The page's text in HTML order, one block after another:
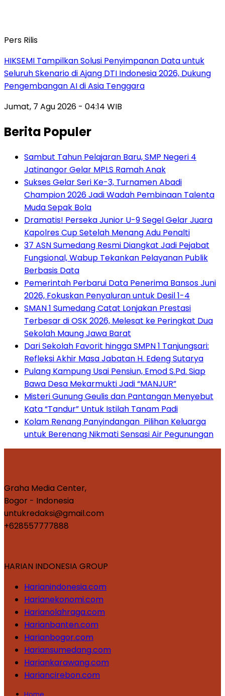
Pers Rilis
HIKSEMI Tampilkan Solusi Penyimpanan Data untuk
Seluruh Skenario di Ajang DTI Indonesia 2026, Dukung
Pengembangan AI di Asia Tenggara
Jumat, 7 Agu 2026 - 04:14 WIB
Berita Populer
Sambut Tahun Pelajaran Baru, SMP Negeri 4
Jatinangor Gelar MPLS Ramah Anak
Sukses Gelar Seri Ke-3, Turnamen Abadi
Champion 2026 Jadi Wadah Pembinaan Talenta
Muda Sepak Bola
Dramatis! Perseka Junior U-9 Segel Gelar Juara
Kapolres Cup Setelah Menang Adu Penalti
37 ASN Sumedang Resmi Diangkat Jadi Pejabat
Fungsional, Wabup Tekankan Pelayanan Publik
Berbasis Data
Pemerintah Perbarui Data Penerima Bansos Juni
2026, Fokuskan Penyaluran untuk Desil 1-4
SMAN 1 Sumedang Catat Lonjakan Prestasi
Terbesar di OSK 2026, Melesat ke Peringkat Dua
Sekolah Maung Jawa Barat
Dari Sekolah Favorit hingga SMPN 1 Tanjungsari:
Refleksi Akhir Masa Jabatan H. Edeng Sutarya
Pulang Kampung Usai Pensiun, Emod S.Pd. Siap
Bawa Desa Mekarmukti Jadi “MANJUR”
Misteri Gunung Geulis dan Pantangan Menyebut
Kata “Tandur” Untuk Istilah Tanam Padi
Kolam Renang Panyindangan Pilihan Keluarga
untuk Berenang Nikmati Sensasi Air Pegunungan
Graha Media Center,
Bogor - Indonesia
untukredaksi@gmail.com
+628557777888
HARIAN INDONESIA GROUP
Harianindonesia.com
Harianekonomi.com
Harianolahraga.com
Harianbanten.com
Harianbogor.com
Hariansumedang.com
Hariankarawang.com
Hariancirebon.com